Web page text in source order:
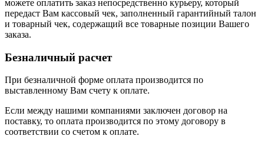
можете оплатить заказ непосредственно курьеру, который
передаст Вам кассовый чек, заполненный гарантийный талон
и товарный чек, содержащий все товарные позиции Вашего
заказа.
Безналичный расчет
При безналичной форме оплата производится по
выставленному Вам счету к оплате.
Если между нашими компаниями заключен договор на
поставку, то оплата производится по этому договору в
соответствии со счетом к оплате.